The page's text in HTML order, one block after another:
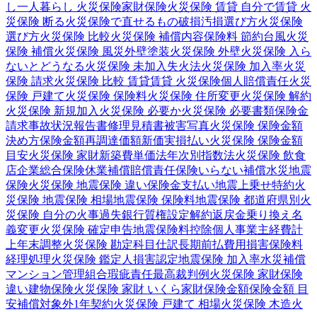
し一人暮らし 火災保険家財保険火災保険 賃貸 自分で賃貸 火
災保険 断る火災保険で直せるもの破損汚損選び方火災保険
選び方火災保険 比較火災保険 補償内容保険料 節約台風火災
保険 補償火災保険 風災外壁塗装火災保険 外壁火災保険 入ら
ないとどうなる火災保険 未加入 失火法火災保険 加入率火災
保険 請求火災保険 比較 賃貸賃貸 火災保険個人賠償責任火災
保険 戸建て火災保険 保険料火災保険 住所変更火災保険 解約
火災保険 新規加入 火災保険 必要か火災保険 必要書類保険金
請求事故状況報告書修理見積書被害写真火災保険 保険金額
決め方保険金額再調達価額新価実損払い火災保険 保険金額
目安火災保険 家財新築費単価法年次別指数法火災保険 飲食
店企業総合保険休業補償賠償責任保険いらない補償水災地震
保険火災保険 地震保険 違い保険金支払い地震上乗せ特約火
災保険 地震保険 相場地震保険 保険料地震保険 都道府県別 火
災保険 自分の火事過失銀行質権設定解約返戻金乗り換え 名
義変更火災保険 確定申告地震保険料控除個人事業主経費計
上年末調整火災保険 勘定科目 仕訳長期前払費用損害保険料
経理処理火災保険 鑑定人 損害認定地震保険 加入率水災補償
マンション管理組合瑕疵責任最高裁判例 火災保険 家財保険
違い建物保険火災保険 家財 いくら家財保険金額保険金額 目
安補償対象外1年契約火災保険 戸建て 相場火災保険 木造火